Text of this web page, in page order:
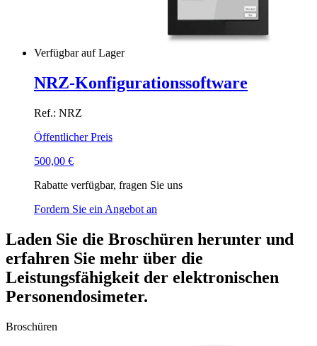
Verfügbar auf Lager
NRZ-Konfigurationssoftware
Ref.: NRZ
Öffentlicher Preis
500,00 €
Rabatte verfügbar, fragen Sie uns
Fordern Sie ein Angebot an
Laden Sie die Broschüren herunter und
erfahren Sie mehr über die
Leistungsfähigkeit der elektronischen
Personendosimeter.
Broschüren